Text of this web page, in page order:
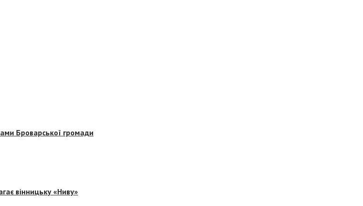
Броварської громади
вінницьку «Ниву»